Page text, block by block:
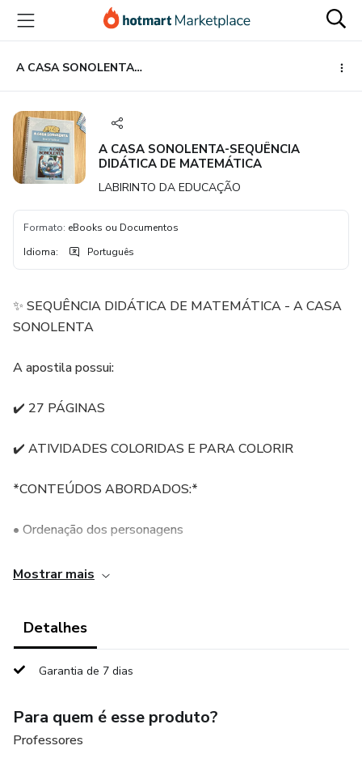
para
conteúdo
principal
para
pagamento
para
rodapé
A CASA SONOLENTA-SEQUÊNCIA DIDÁTICA DE MATEMÁTICA
A CASA SONOLENTA-SEQUÊNCIA
DIDÁTICA DE MATEMÁTICA
LABIRINTO DA EDUCAÇÃO
Formato: eBooks ou Documentos
Idioma: Português
✨ SEQUÊNCIA DIDÁTICA DE MATEMÁTICA - A CASA
SONOLENTA
A apostila possui:
✔️ 27 PÁGINAS
✔️ ATIVIDADES COLORIDAS E PARA COLORIR
*CONTEÚDOS ABORDADOS:*
• Ordenação dos personagens
• Sequência numérica
• Maior/menor
• Pareamento imagens/sombras
Mostrar mais
Detalhes
Garantia de 7 dias
Para quem é esse produto?
Professores